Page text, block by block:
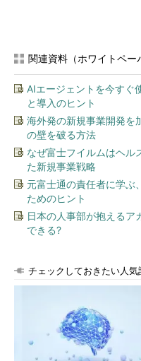
関連資料（ホワイトペー
AIエージェントを今すぐ
と導入のヒント
海外発の新規事業開発を
の壁を破る方法
なぜ富士フイルムはヘル
た新規事業戦略
元富士通の責任者に学ぶ
ためのヒント
日本の人事部が抱えるア
できる?
チェックしておきたい人気